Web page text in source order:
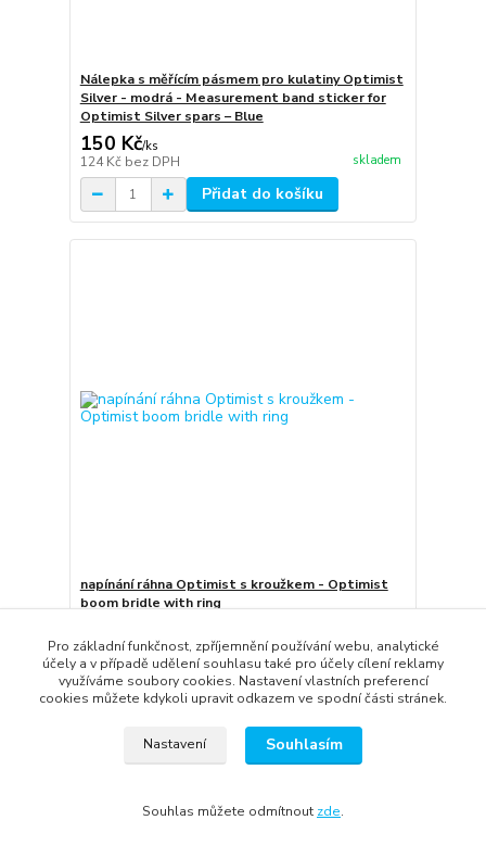
Nálepka s měřícím pásmem pro kulatiny Optimist
Silver - modrá - Measurement band sticker for
Optimist Silver spars – Blue
150 Kč/ks
124 Kč bez DPH skladem
Přidat do košíku
napínání ráhna Optimist s kroužkem - Optimist
boom bridle with ring
207 Kčbez DPH do 10 dnů
Přidat do košíku
Pro základní funkčnost, zpříjemnění používání webu, analytické
účely a v případě udělení souhlasu také pro účely cílení reklamy
využíváme soubory cookies. Nastavení vlastních preferencí
cookies můžete kdykoli upravit odkazem ve spodní části stránek.
Nastavení Souhlasím
Souhlas můžete odmítnout zde.